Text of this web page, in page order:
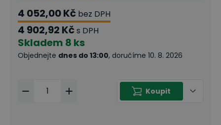
4 052,00 Kč bez DPH
4 902,92 Kčs DPH
Skladem 8 ks
Objednejte dnes do 13:00, doručíme 10. 8. 2026
Koupit